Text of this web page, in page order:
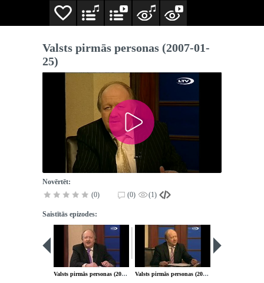
Valsts pirmās personas (2007-01-
25)
Novērtēt:
(0)
(0) (1)
Saistītās epizodes:
Valsts pirmās personas (2007-01-18) Valsts pirmās personas (2007-02-01)